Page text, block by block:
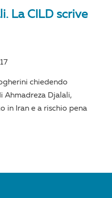
La CILD scrive
chiedendo
Ahmadreza Djalali,
in Iran e a rischio pena